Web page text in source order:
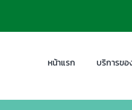
หน้าแรก บริการขอ